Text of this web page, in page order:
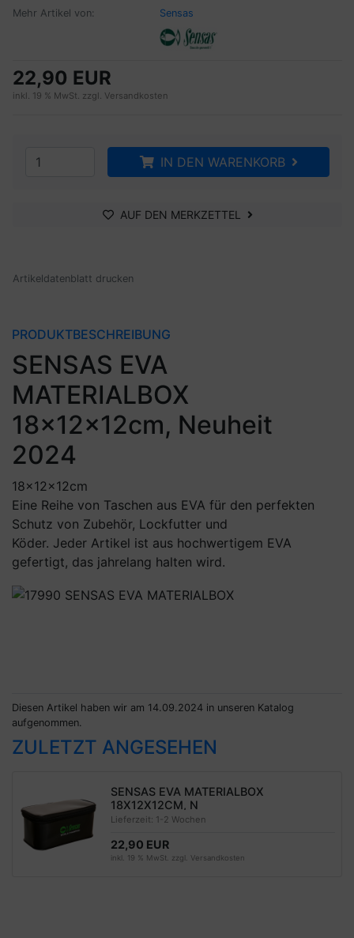
Mehr Artikel von:
Sensas
22,90 EUR
inkl. 19 % MwSt. zzgl. Versandkosten
IN DEN WARENKORB
AUF DEN MERKZETTEL
Artikeldatenblatt drucken
PRODUKTBESCHREIBUNG
SENSAS EVA
MATERIALBOX
18x12x12cm, Neuheit
2024
18x12x12cm
Eine Reihe von Taschen aus EVA für den perfekten
Schutz von Zubehör, Lockfutter und
Köder. Jeder Artikel ist aus hochwertigem EVA
gefertigt, das jahrelang halten wird.
Diesen Artikel haben wir am 14.09.2024 in unseren Katalog
aufgenommen.
ZULETZT ANGESEHEN
SENSAS EVA MATERIALBOX
18X12X12CM, N
Lieferzeit: 1-2 Wochen
22,90 EUR
inkl. 19 % MwSt. zzgl. Versandkosten